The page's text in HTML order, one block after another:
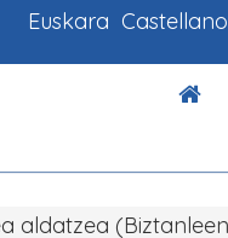
Euskara Castellano